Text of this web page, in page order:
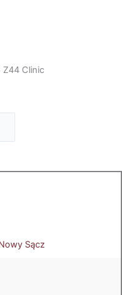
Clinic
Sącz